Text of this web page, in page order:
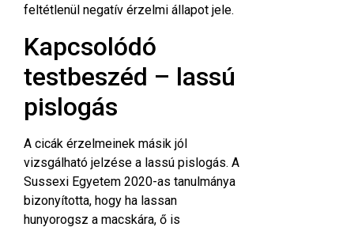
feltétlenül negatív érzelmi állapot jele.
Kapcsolódó
testbeszéd – lassú
pislogás
A cicák érzelmeinek másik jól
vizsgálható jelzése a lassú pislogás. A
Sussexi Egyetem 2020-as tanulmánya
bizonyította, hogy ha lassan
hunyorogsz a macskára, ő is